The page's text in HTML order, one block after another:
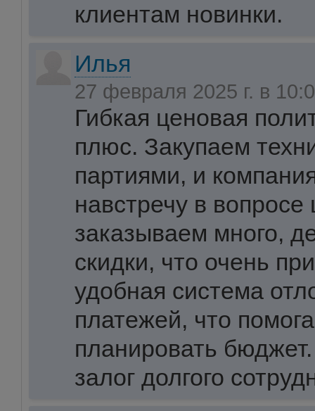
клиентам новинки.
Илья
27 февраля 2025 г. в
Гибкая ценовая
плюс. Закупаем
партиями, и
навстречу в
заказываем много,
скидки, что очень
удобная система
платежей, что
планировать
залог долгого